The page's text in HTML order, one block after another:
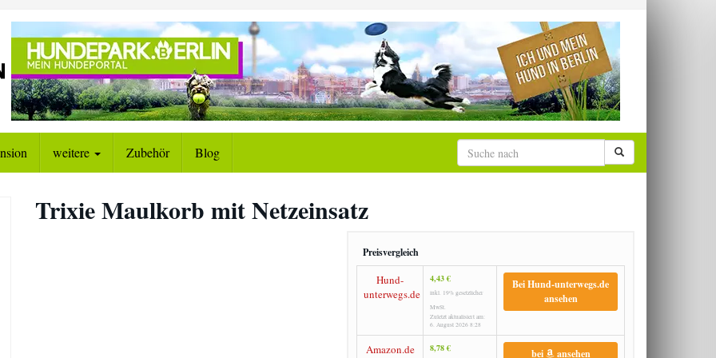
weitere Zubehör Blog
Trixie Maulkorb mit Netzeinsatz
Preisvergleich
Hund-
unterwegs.de
4,43 €
inkl. 19% gesetzlicher
MwSt.
Zuletzt aktualisiert am:
6. August 2026 8:28
Bei Hund-unterwegs.de
ansehen
Amazon.de 8,78 € bei ansehen